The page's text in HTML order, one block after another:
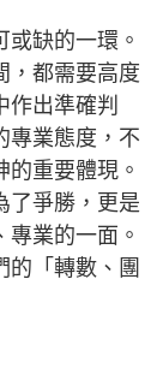
缺的一環。
，都需要高度
出準確判
專業態度，不
重要體現。
了爭勝，更是
業的一面。
的「轉數、團